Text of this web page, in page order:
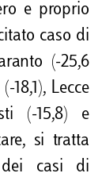
e proprio
caso di
(-25,6
18,1), Lecce
(-15,8) e
si tratta
dei casi di